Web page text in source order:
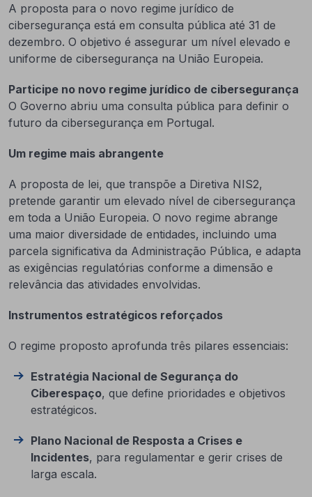
A proposta para o novo regime jurídico de
cibersegurança está em consulta pública até 31 de
dezembro. O objetivo é assegurar um nível elevado e
uniforme de cibersegurança na União Europeia.
Participe no novo regime jurídico de cibersegurança
O Governo abriu uma consulta pública para definir o
futuro da cibersegurança em Portugal.
Um regime mais abrangente
A proposta de lei, que transpõe a Diretiva NIS2,
pretende garantir um elevado nível de cibersegurança
em toda a União Europeia. O novo regime abrange
uma maior diversidade de entidades, incluindo uma
parcela significativa da Administração Pública, e adapta
as exigências regulatórias conforme a dimensão e
relevância das atividades envolvidas.
Instrumentos estratégicos reforçados
O regime proposto aprofunda três pilares essenciais:
Estratégia Nacional de Segurança do
Ciberespaço, que define prioridades e objetivos
estratégicos.
Plano Nacional de Resposta a Crises e
Incidentes, para regulamentar e gerir crises de
larga escala.